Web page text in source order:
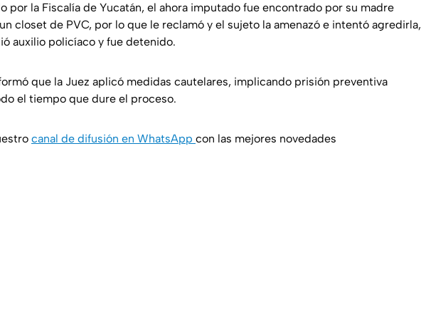
por la Fiscalía de Yucatán, el ahora imputado fue encontrado por su madre
closet de PVC, por lo que le reclamó y el sujeto la amenazó e intentó agredirla,
auxilio policíaco y fue detenido.
que la Juez aplicó medidas cautelares, implicando prisión preventiva
el tiempo que dure el proceso.
canal de difusión en WhatsApp con las mejores novedades